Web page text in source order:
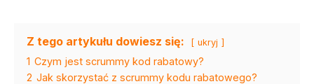
Z tego artykułu dowiesz się: ukryj
1 Czym jest scrummy kod rabatowy?
2 Jak skorzystać z scrummy kodu rabatowego?